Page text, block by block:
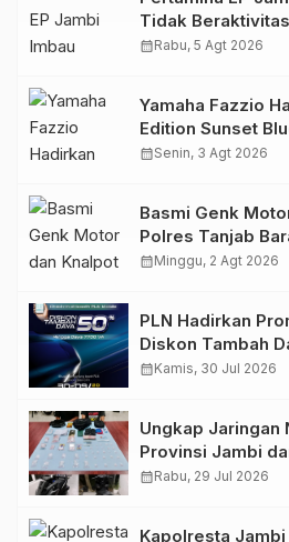
Tidak
Migas Demi
calendar_monthRabu, 5 Agt 2026
Yamaha Fazzio
Edition Sunset
Retro Summer
calendar_monthSenin, 3 Agt 2026
Basmi Genk
Polres Tanjab
Kendaraan
calendar_monthMinggu, 2 Agt 2026
PLN Hadirkan
Diskon Tambah
GIIAS 2026
calendar_monthKamis, 30 Jul 2026
Ungkap Jaringan
Provinsi Jambi
Amankan
calendar_monthRabu, 29 Jul 2026
Kapolresta Jambi